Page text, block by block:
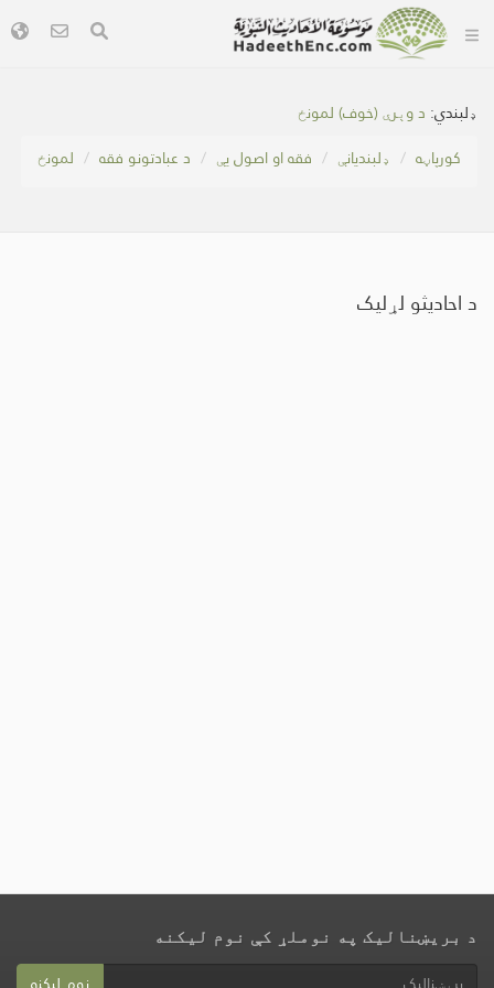
ډلبندي: د وېرې (خوف) لمونځ
کور‌پاڼه
ډلبندیانې فقه او اصول یې د عبادتونو فقه لمونځ
د احادیثو لړلیک
د بریښنالیک په نوملړ کې نوم لیکنه